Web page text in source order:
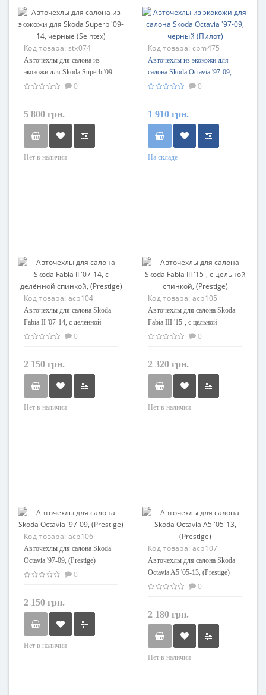
Код товара: stx074
Авточехлы для салона из
экокожи для Skoda Superb '09-
14, черные (Seintex)
0
5 800 грн.
Нет в наличии
Код товара: cpm475
Авточехлы из экокожи для
салона Skoda Octavia '97-09,
черный (Пилот)0
1 910 грн.
На складе
Код товара: acp104
Авточехлы для салона Skoda
Fabia II '07-14, с делённой
спинкой, (Prestige)
0
2 150 грн.
Нет в наличии
Код товара: acp105
Авточехлы для салона Skoda
Fabia III '15-, с цельной
спинкой, (Prestige)
0
2 320 грн.
Нет в наличии
Код товара: acp106
Авточехлы для салона Skoda
Octavia '97-09, (Prestige)
0
2 150 грн.
Нет в наличии
Код товара: acp107
Авточехлы для салона Skoda
Octavia A5 '05-13, (Prestige)
0
2 180 грн.
Нет в наличии